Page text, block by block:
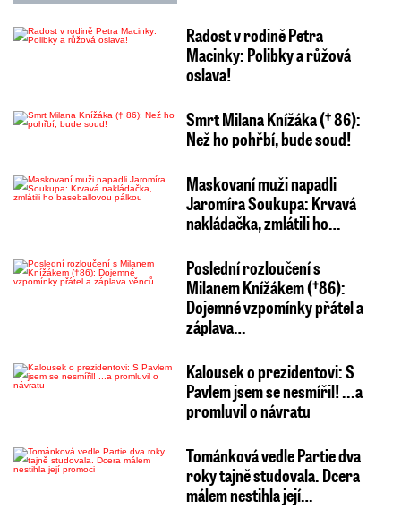
Radost v rodině Petra
Macinky: Polibky a růžová
oslava!
Smrt Milana Knížáka († 86):
Než ho pohřbí, bude soud!
Maskovaní muži napadli
Jaromíra Soukupa: Krvavá
nakládačka, zmlátili ho…
Poslední rozloučení s
Milanem Knížákem (†86):
Dojemné vzpomínky přátel a
záplava…
Kalousek o prezidentovi: S
Pavlem jsem se nesmířil! ...a
promluvil o návratu
Tománková vedle Partie dva
roky tajně studovala. Dcera
málem nestihla její…